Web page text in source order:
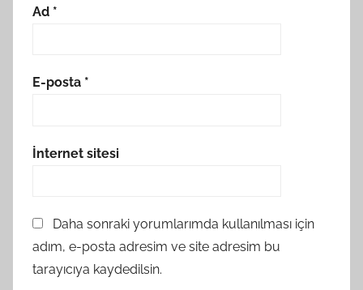
Ad *
E-posta *
İnternet sitesi
Daha sonraki yorumlarımda kullanılması için
adım, e-posta adresim ve site adresim bu
tarayıcıya kaydedilsin.